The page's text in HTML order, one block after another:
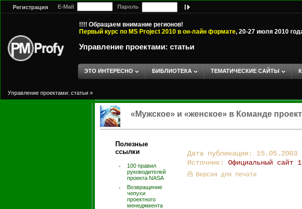
Регистрация E-Mail Пароль
!!!! Обращаем внимание регионов!
Первый курс по MS Project 2010 в он-лайн формате, 20-27 июля 2010
Управление проектами: статьи
ЭТО ИНТЕРЕСНО БИБЛИОТЕКА ТЕМАТИЧЕСКИЕ САЙТЫ
Управление проектами: статьи »
«Мужское» и «женское» в Команде
Полезные
ссылки
100 правил
руководителей
проекта NASA
Возвращение
чепухи
проектного
менеджмента
Дата публикации: 15.05.2003
Источник: Официальный сайт
Версия для печати